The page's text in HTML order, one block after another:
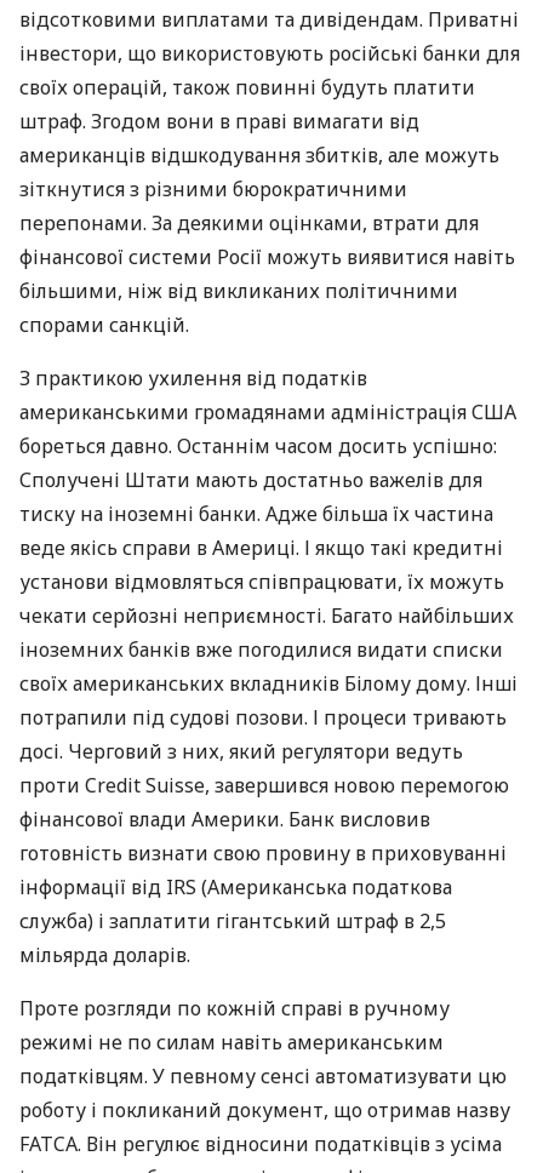
відсотковими виплатами та дивідендам. Приватні
інвестори, що використовують російські банки для
своїх операцій, також повинні будуть платити
штраф. Згодом вони в праві вимагати від
американців відшкодування збитків, але можуть
зіткнутися з різними бюрократичними
перепонами. За деякими оцінками, втрати для
фінансової системи Росії можуть виявитися навіть
більшими, ніж від викликаних політичними
спорами санкцій.
З практикою ухилення від податків
американськими громадянами адміністраціяСША
бореться давно. Останнім часом досить успішно:
Сполучені Штати мають достатньо важелів для
тиску на іноземні банки. Адже більша їх частина
веде якісь справи в Америці. І якщо такі кредитні
установи відмовляться співпрацювати, їх можуть
чекати серйозні неприємності. Багато найбільших
іноземних банків вже погодилися видати списки
своїх американських вкладників Білому дому. Інші
потрапили під судові позови. І процеси тривають
досі. Черговий з них, який регулятори ведуть
проти Credit Suisse, завершився новою перемогою
фінансової влади Америки. Банк висловив
готовність визнати свою провину в приховуванні
інформації від IRS (Американська податкова
служба) і заплатити гігантський штраф в 2,5
мільярда доларів.
Проте розгляди по кожній справі в ручному
режимі не по силам навіть американським
податківцям. У певному сенсі автоматизувати цю
роботу і покликаний документ, що отримав назву
FATCA. Він регулює відносини податківців з усіма